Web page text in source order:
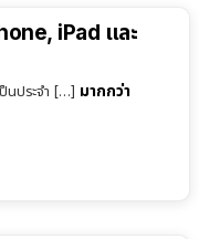
iPad และ
นประจำ […] มากกว่า